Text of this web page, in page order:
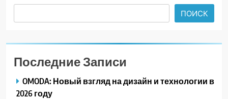
ПОИСК
Последние Записи
OMODA: Новый взгляд на дизайн и технологии в
2026 году